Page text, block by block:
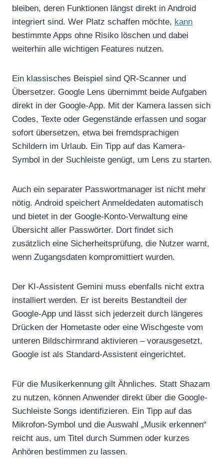
bleiben, deren Funktionen längst direkt in Android
integriert sind. Wer Platz schaffen möchte, kann
bestimmte Apps ohne Risiko löschen und dabei
weiterhin alle wichtigen Features nutzen.
Ein klassisches Beispiel sind QR-Scanner und
Übersetzer. Google Lens übernimmt beide Aufgaben
direkt in der Google-App. Mit der Kamera lassen sich
Codes, Texte oder Gegenstände erfassen und sogar
sofort übersetzen, etwa bei fremdsprachigen
Schildern im Urlaub. Ein Tipp auf das Kamera-
Symbol in der Suchleiste genügt, um Lens zu starten.
Auch ein separater Passwortmanager ist nicht mehr
nötig. Android speichert Anmeldedaten automatisch
und bietet in der Google-Konto-Verwaltung eine
Übersicht aller Passwörter. Dort findet sich
zusätzlich eine Sicherheitsprüfung, die Nutzer warnt,
wenn Zugangsdaten kompromittiert wurden.
Der KI-Assistent Gemini muss ebenfalls nicht extra
installiert werden. Er ist bereits Bestandteil der
Google-App und lässt sich jederzeit durch längeres
Drücken der Hometaste oder eine Wischgeste vom
unteren Bildschirmrand aktivieren – vorausgesetzt,
Google ist als Standard-Assistent eingerichtet.
Für die Musikerkennung gilt Ähnliches. Statt Shazam
zu nutzen, können Anwender direkt über die Google-
Suchleiste Songs identifizieren. Ein Tipp auf das
Mikrofon-Symbol und die Auswahl „Musik erkennen“
reicht aus, um Titel durch Summen oder kurzes
Anhören bestimmen zu lassen.